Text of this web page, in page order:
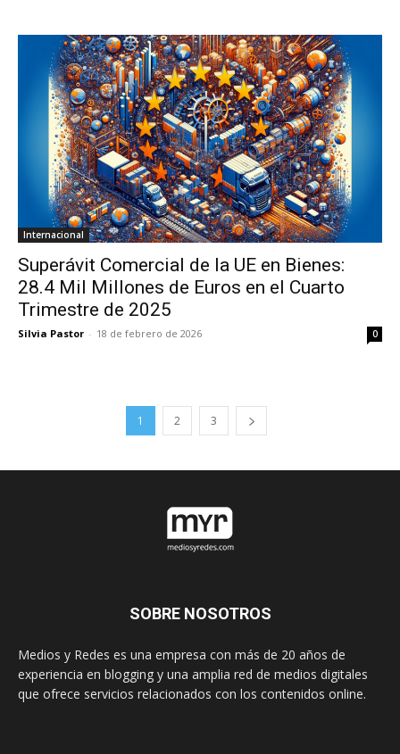
Internacional
Superávit Comercial de la UE en Bienes:
28.4 Mil Millones de Euros en el Cuarto
Trimestre de 2025
Silvia Pastor - 18 de febrero de 2026 0
1 2 3
SOBRE NOSOTROS
Medios y Redes es una empresa con más de 20 años de
experiencia en blogging y una amplia red de medios digitales
que ofrece servicios relacionados con los contenidos online.